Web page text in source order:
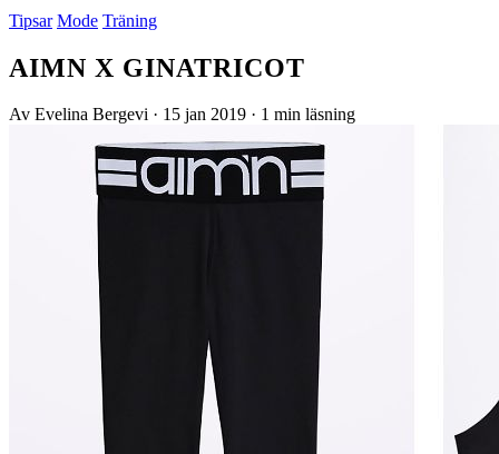
Tipsar Mode Träning
AIMN X GINATRICOT
Av Evelina Bergevi · 15 jan 2019 · 1 min läsning